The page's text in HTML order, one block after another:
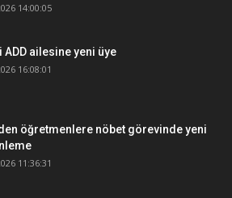
14:00:05
ADD ailesine yeni üye
16:08:01
öğretmenlere nöbet görevinde yeni
11:36:31